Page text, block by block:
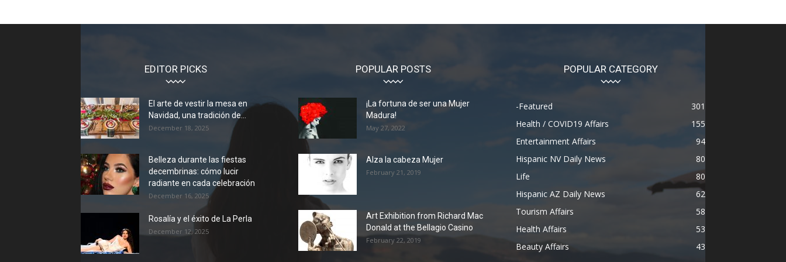
EDITOR PICKS
El arte de vestir la mesa en
Navidad, una tradición de...
December 18, 2025
Belleza durante las fiestas
decembrinas: cómo lucir
radiante en cada celebración
December 16, 2025
Rosalía y el éxito de La Perla
December 12, 2025
POPULAR POSTS
¡La fortuna de ser una Mujer
Madura!
May 27, 2022
Alza la cabeza Mujer
February 21, 2019
Art Exhibition from Richard Mac
Donald at the Bellagio Casino
February 22, 2019
POPULAR CATEGORY
-Featured
301
Health / COVID19 Affairs
155
Entertainment Affairs
94
Hispanic NV Daily News
80
Life
80
Hispanic AZ Daily News
62
Tourism Affairs
58
Health Affairs
53
Beauty Affairs
43